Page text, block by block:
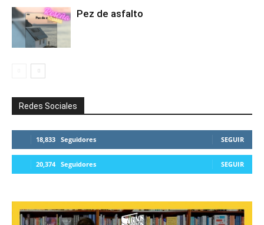
Pez de asfalto
Redes Sociales
18,833 Seguidores SEGUIR
20,374 Seguidores SEGUIR